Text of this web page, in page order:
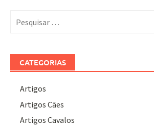
por:
CATEGORIAS
Artigos
Artigos Cães
Artigos Cavalos